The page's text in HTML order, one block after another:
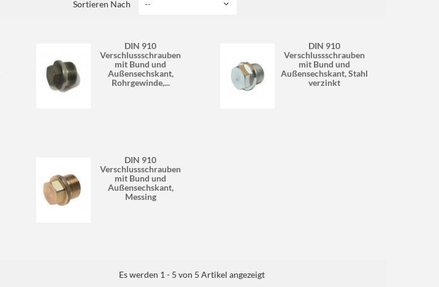
Sortieren Nach
DIN 910
Verschlussschrauben
mit Bund und
Außensechskant,
Rohrgewinde,...
DIN 910
Verschlussschrauben
mit Bund und
Außensechskant, Stahl
verzinkt
DIN 910
Verschlussschrauben
mit Bund und
Außensechskant,
Messing
Es werden 1 - 5 von 5 Artikel angezeigt